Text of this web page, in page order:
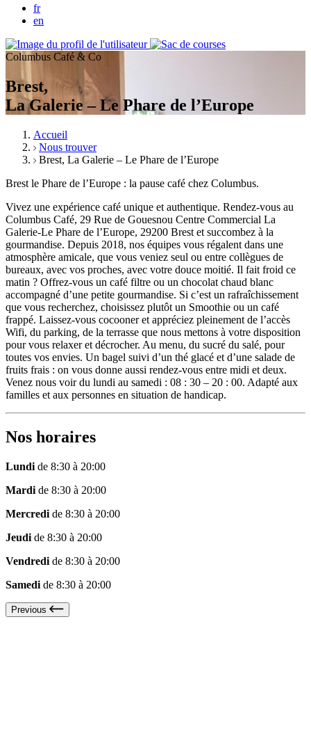
fr
en
Columbus Café & Co
Brest,
La Galerie – Le Phare de l’Europe
Accueil
Nous trouver
Brest, La Galerie – Le Phare de l’Europe
Brest le Phare de l’Europe : la pause café chez Columbus.
Vivez une expérience café unique et authentique. Rendez-vous au
Columbus Café, 29 Rue de Gouesnou Centre Commercial La
Galerie-Le Phare de l’Europe, 29200 Brest et succombez à la
gourmandise. Depuis 2018, nos équipes vous régalent dans une
atmosphère amicale, que vous veniez seul ou entre collègues de
bureaux, avec vos proches, avec votre douce moitié. Il fait froid ce
matin ? Offrez-vous un café filtre ou un chocolat chaud blanc
accompagné d’une petite gourmandise. Si c’est un rafraîchissement
que vous recherchez, choisissez plutôt un Smoothie ou un café
frappé. Laissez-vous cocooner et appréciez pleinement de l’accès
Wifi, du parking, de la terrasse que nous mettons à votre disposition
pour vous relaxer et décrocher. Au menu, du sucré du salé, pour
toutes vos envies. Un bagel suivi d’un thé glacé et d’une salade de
fruits frais : on vous donne aussi rendez-vous entre midi et deux.
Venez nous voir du lundi au samedi : 08 : 30 – 20 : 00. Adapté aux
familles et aux personnes en situation de handicap.
Nos horaires
Lundi de 8:30 à 20:00
Mardi de 8:30 à 20:00
Mercredi de 8:30 à 20:00
Jeudi de 8:30 à 20:00
Vendredi de 8:30 à 20:00
Samedi de 8:30 à 20:00
Previous